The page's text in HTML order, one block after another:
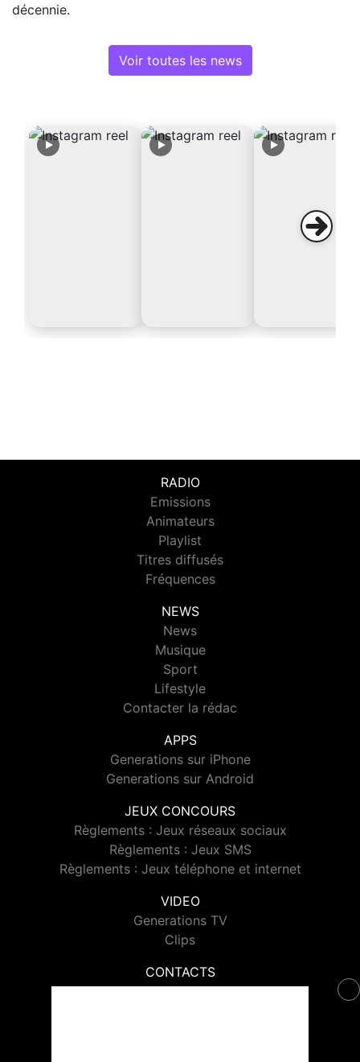
décennie.
Voir toutes les news
RADIO
Emissions
Animateurs
Playlist
Titres diffusés
Fréquences
NEWS
News
Musique
Sport
Lifestyle
Contacter la rédac
APPS
Generations sur iPhone
Generations sur Android
JEUX CONCOURS
Règlements : Jeux réseaux sociaux
Règlements : Jeux SMS
Règlements : Jeux téléphone et internet
VIDEO
Generations TV
Clips
CONTACTS
Contacter Generations